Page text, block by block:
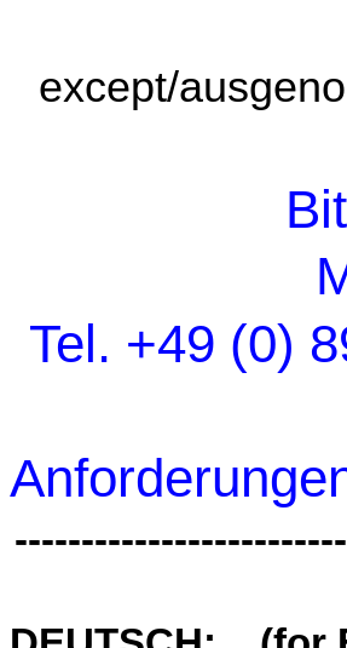
except/
Tel. +49 (0)